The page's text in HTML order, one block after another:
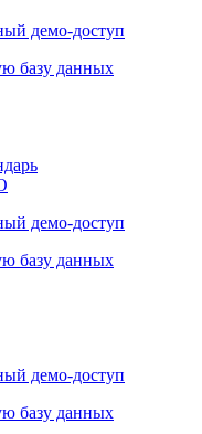
базу данных
базу данных